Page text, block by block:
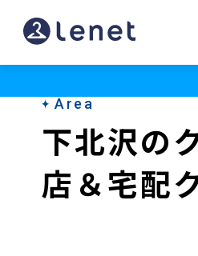
下
北
Area
下北沢の
店＆宅配